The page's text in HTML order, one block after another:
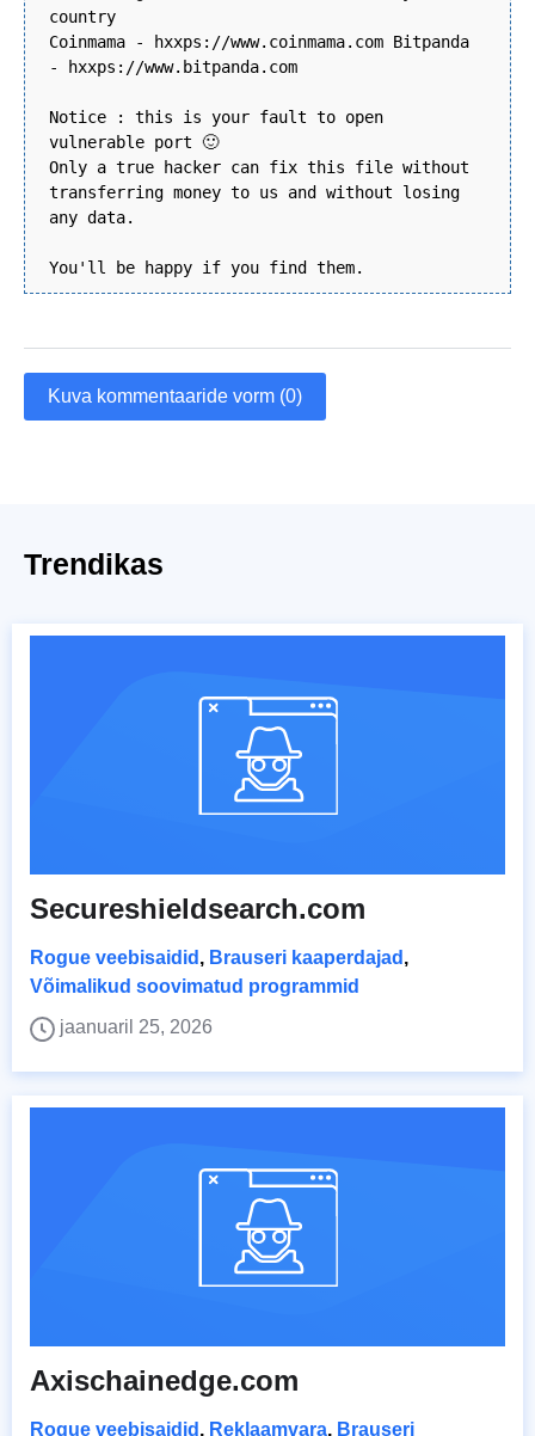
country
Coinmama - hxxps://www.coinmama.com Bitpanda
- hxxps://www.bitpanda.com
Notice : this is your fault to open
vulnerable port 🙂
Only a true hacker can fix this file without
transferring money to us and without losing
any data.
You'll be happy if you find them.
Kuva kommentaaride vorm (0)
Trendikas
Secureshieldsearch.com
Rogue veebisaidid , Brauseri kaaperdajad ,
Võimalikud soovimatud programmid
jaanuaril 25, 2026
Axischainedge.com
Rogue veebisaidid , Reklaamvara, Brauseri